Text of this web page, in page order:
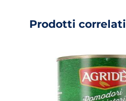
Prodotti correlati